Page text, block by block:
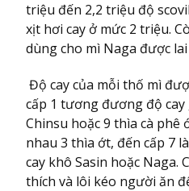
triệu đến 2,2 triệu độ
xịt hơi cay ở mức 2 triệu.
dùng cho mì Naga được
Độ cay của mỗi thố mì
cấp 1 tương đương độ
Chinsu hoặc 9 thìa cà phê
nhau 3 thìa ớt, đến cấp 7
cay khô Sasin hoặc Naga.
thích và lôi kéo người ăn